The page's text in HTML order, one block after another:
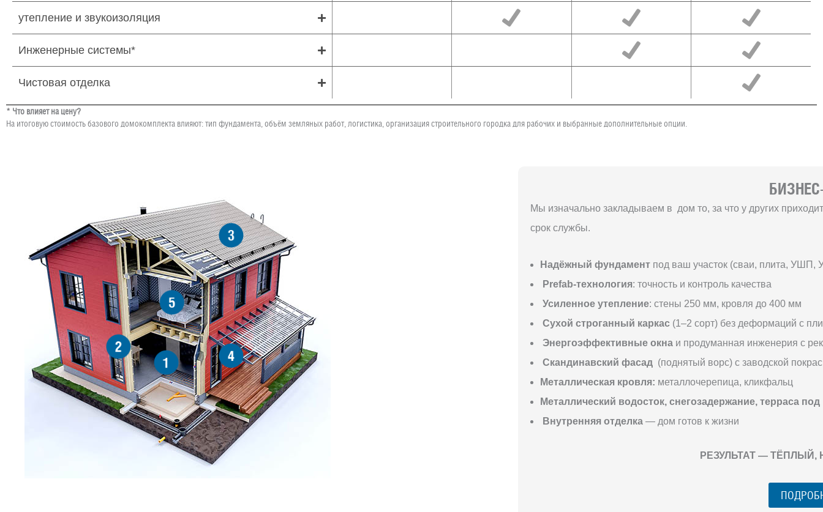
утепление и звукоизоляция
Инженерные системы*
Чистовая отделка
* Что влияет на цену?
На итоговую стоимость базового домокомплекта влияют: тип фундамента, объём земляных работ, логистика, организация строительного городка для рабочих и выбранные дополнительные опции.
1
2
3
4
5
Мы изначально закладываем в дом то, за что у других
срок службы.
Надёжный фундамент под ваш участок (сваи, плита, УШП,
Prefab-технология: точность и контроль качества
Усиленное утепление: стены 250 мм, кровля до 400 мм
Сухой строганный каркас (1–2 сорт) без деформаций с
Энергоэффективные окна и продуманная инженерия с
Скандинавский фасад (поднятый ворс) с заводской
Металлическая кровля: металлочерепица, кликфальц
Металлический водосток, снегозадержание, терраса
Внутренняя отделка — дом готов к жизни
РЕЗУЛЬТАТ —